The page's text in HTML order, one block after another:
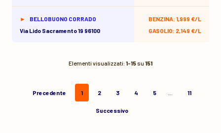
BELLOBUONO CORRADO
Via Lido Sacramento 19 96100
BENZINA: 1,999 €/L
GASOLIO: 2,149 €/L
Elementi visualizzati: 1-15su 151
Precedente 1 2 3 4 5 11
Successivo